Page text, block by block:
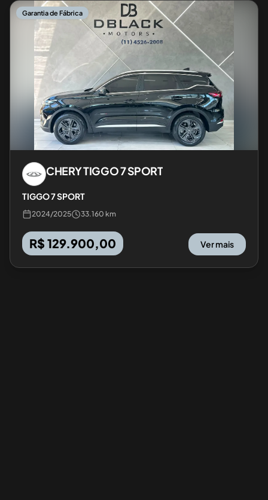
Garantia de Fábrica
CHERYTIGGO 7 SPORT
TIGGO 7 SPORT
2024/2025 33.160 km
R$ 129.900,00 Ver mais